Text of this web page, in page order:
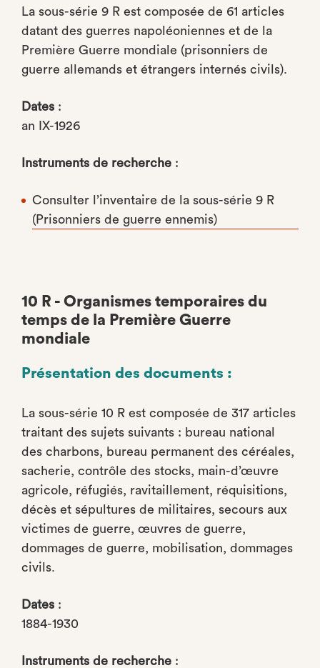
La sous-série 9 R est composée de 61 articles
datant des guerres napoléoniennes et de la
Première Guerre mondiale (prisonniers de
guerre allemands et étrangers internés civils).
Dates :
an IX-1926
Instruments de recherche :
Consulter l’inventaire de la sous-série 9 R
(Prisonniers de guerre ennemis)
10 R - Organismes temporaires du
temps de la Première Guerre
mondiale
Présentation des documents :
La sous-série 10 R est composée de 317 articles
traitant des sujets suivants : bureau national
des charbons, bureau permanent des céréales,
sacherie, contrôle des stocks, main-d’œuvre
agricole, réfugiés, ravitaillement, réquisitions,
décès et sépultures de militaires, secours aux
victimes de guerre, œuvres de guerre,
dommages de guerre, mobilisation, dommages
civils.
Dates :
1884-1930
Instruments de recherche :